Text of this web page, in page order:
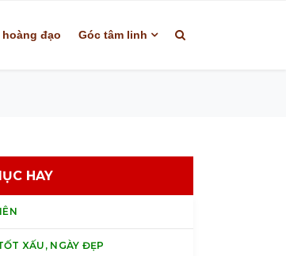
hoàng đạo Góc tâm linh
HAY
XẤU, NGÀY ĐẸP